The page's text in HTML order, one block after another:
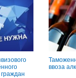
ввоза